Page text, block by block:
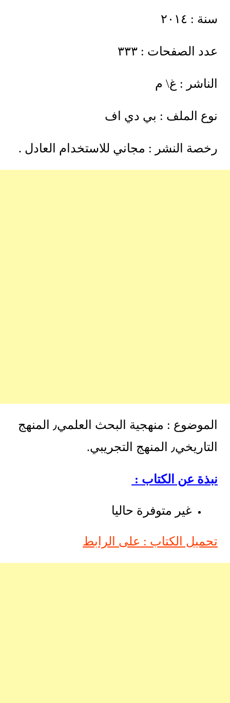
سنة : ٢٠١٤
عدد الصفحات : ٣٣٣
الناشر : غ\ م
نوع الملف : بي دي اف
رخصة النشر : مجاني للاستخدام العادل .
الموضوع : منهجية البحث العلمي٫ المنهج
التاريخي٫ المنهج التجريبي.
نبذة عن الكتاب :
غير متوفرة حاليا
تحميل الكتاب : على الرابط